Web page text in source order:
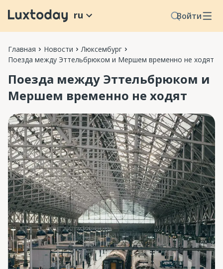
Войти
ru
Главная Новости
Люксембург
Поезда между Эттельбрюком и Мершем временно не ходят
Поезда между Эттельбрюком и
Мершем временно не ходят